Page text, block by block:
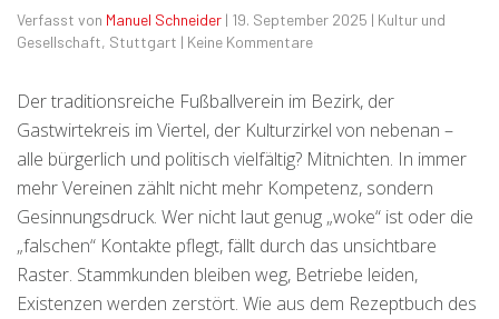
Verfasst von Manuel Schneider | 19. September 2025 | Kultur und
Gesellschaft, Stuttgart | Keine Kommentare
Der traditionsreiche Fußballverein im Bezirk, der
Gastwirtekreis im Viertel, der Kulturzirkel von nebenan –
alle bürgerlich und politisch vielfältig? Mitnichten. In immer
mehr Vereinen zählt nicht mehr Kompetenz, sondern
Gesinnungsdruck. Wer nicht laut genug „woke“ ist oder die
„falschen“ Kontakte pflegt, fällt durch das unsichtbare
Raster. Stammkunden bleiben weg, Betriebe leiden,
Existenzen werden zerstört. Wie aus dem Rezeptbuch des